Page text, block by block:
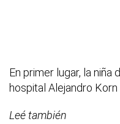
En primer lugar, la niña
hospital Alejandro
Leé también